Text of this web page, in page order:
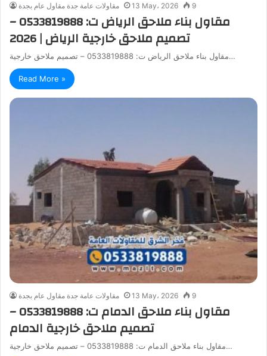
مقاولات عامة جدة مقاول عام بجدة 13 May، 2026 9
مقاول بناء ملاحق الرياض ت: 0533819888 –
تصميم ملاحق خارجية الرياض | 2026
مقاول بناء ملاحق الرياض ت: 0533819888 – تصميم ملاحق خارجية…
Read More »
مقاولات عامة جدة مقاول عام بجدة 13 May، 2026 9
مقاول بناء ملاحق الدمام ت: 0533819888 –
تصميم ملاحق خارجية الدمام
مقاول بناء ملاحق الدمام ت: 0533819888 – تصميم ملاحق خارجية…